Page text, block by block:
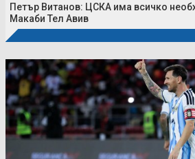
Петър Витанов: ЦСКА има всичко
Макаби Тел Авив